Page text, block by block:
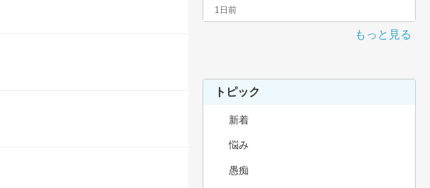
てこられ…
1日前
もっと見る
トピック
新着
悩み
愚痴